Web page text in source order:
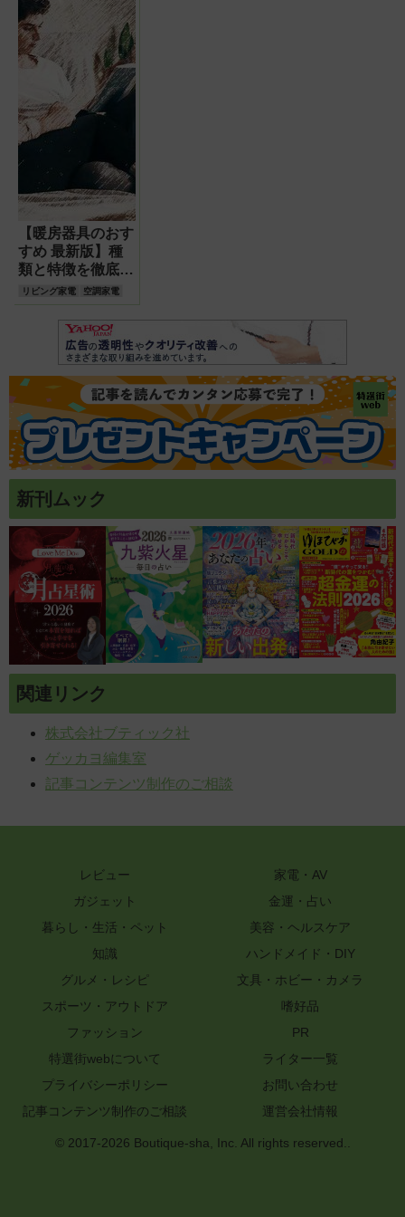
【暖房器具のおす
すめ 最新版】種
類と特徴を徹底比
較 あなたに合っ
リビング家電 空調家電
新刊ムック
関連リンク
株式会社ブティック社
ゲッカヨ編集室
記事コンテンツ制作のご相談
レビュー
家電・AV
ガジェット
金運・占い
暮らし・生活・ペット
美容・ヘルスケア
知識
ハンドメイド・DIY
グルメ・レシピ
文具・ホビー・カメラ
スポーツ・アウトドア
嗜好品
ファッション
PR
特選街webについて
ライター一覧
プライバシーポリシー
お問い合わせ
記事コンテンツ制作のご相談
運営会社情報
© 2017-2026 Boutique-sha, Inc. All rights reserved..